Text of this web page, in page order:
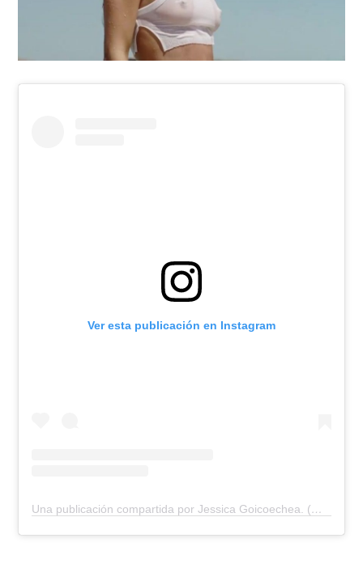
Ver esta publicación en Instagram
Una publicación compartida por Jessica Goicoechea. (@goicoechea)